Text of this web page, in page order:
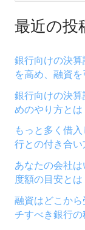
対
:
最近の投
銀行向けの決
を高め、融資
銀行向けの決
めのやり方とは
もっと多く借
行との付き合い
あなたの会社
度額の目安とは
融資はどこか
チすべき銀行の